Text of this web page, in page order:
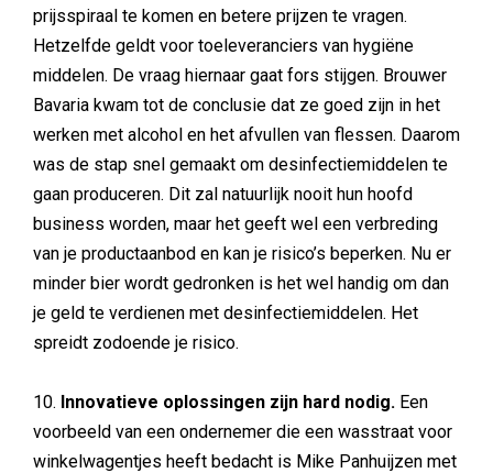
prijsspiraal te komen en betere prijzen te vragen.
Hetzelfde geldt voor toeleveranciers van hygiëne
middelen. De vraag hiernaar gaat fors stijgen. Brouwer
Bavaria kwam tot de conclusie dat ze goed zijn in het
werken met alcohol en het afvullen van flessen. Daarom
was de stap snel gemaakt om desinfectiemiddelen te
gaan produceren. Dit zal natuurlijk nooit hun hoofd
business worden, maar het geeft wel een verbreding
van je productaanbod en kan je risico’s beperken. Nu er
minder bier wordt gedronken is het wel handig om dan
je geld te verdienen met desinfectiemiddelen. Het
spreidt zodoende je risico.
10. Innovatieve oplossingen zijn hard nodig. Een
voorbeeld van een ondernemer die een wasstraat voor
winkelwagentjes heeft bedacht is Mike Panhuijzen met